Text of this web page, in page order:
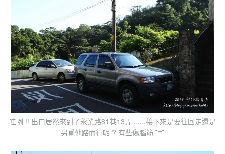
哇咧 !! 出口居然來到了永業路81巷13弄.......接下來是要往回走還是
另覓他路而行呢 ? 有些傷腦筋 ¯□¯